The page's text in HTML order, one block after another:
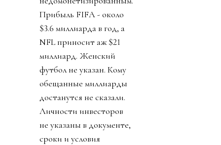
Прибыль FIFA - около
$3.6 миллиарда в год, а
NFL приносит аж $21
миллиард. Женский
футбол не указан. Кому
обещанные миллиарды
достанутся не сказали.
Личности инвесторов
не указаны в документе,
сроки и условия